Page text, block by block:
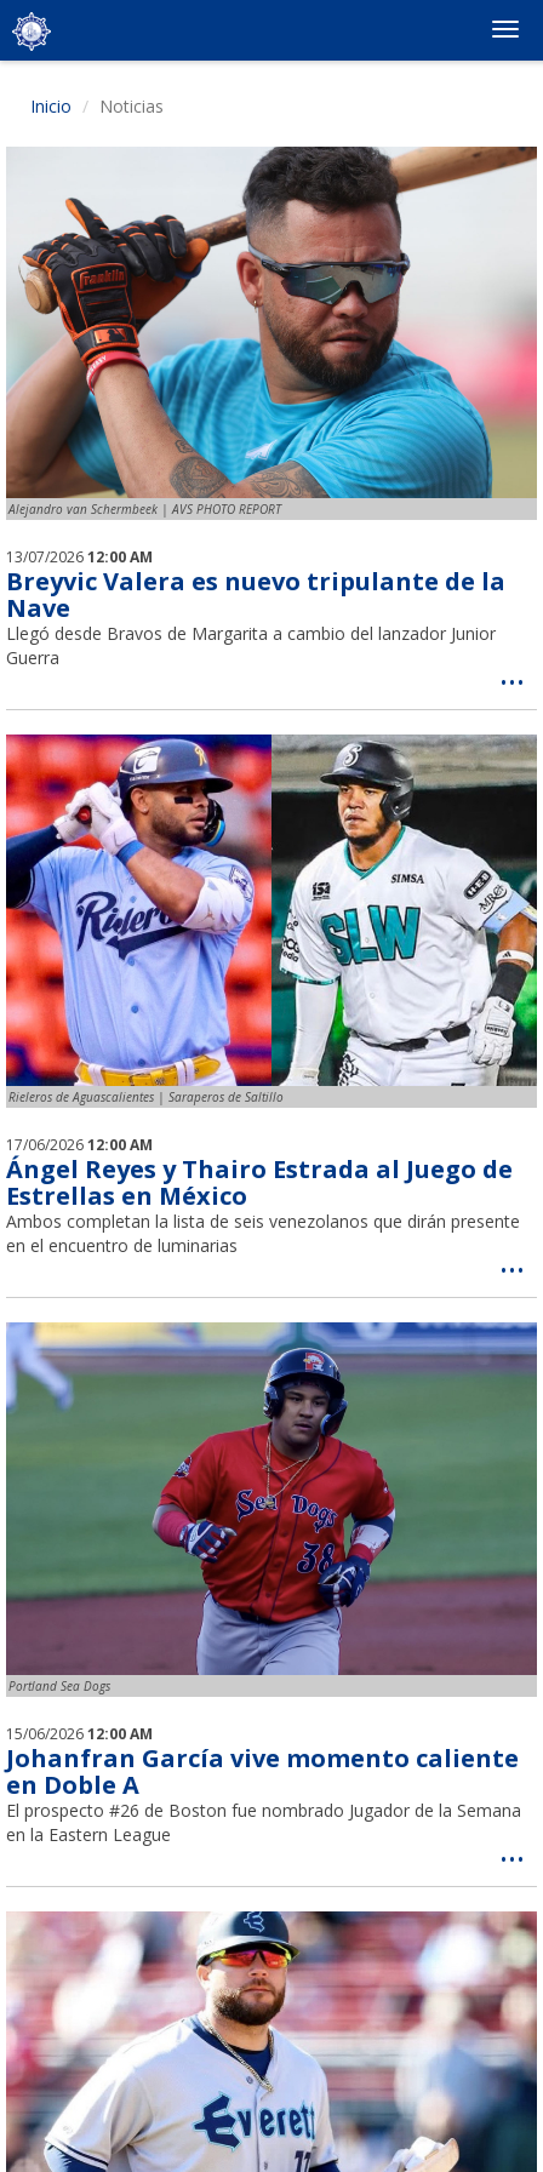
Inicio Noticias
Alejandro van Schermbeek | AVS PHOTO REPORT
13/07/202612:00 AM
Breyvic Valera es nuevo tripulante de la
Nave
Llegó desde Bravos de Margarita a cambio del lanzador Junior
Guerra
...
Rieleros de Aguascalientes | Saraperos de Saltillo
17/06/202612:00 AM
Ángel Reyes y Thairo Estrada al Juego de
Estrellas en México
Ambos completan la lista de seis venezolanos que dirán presente
en el encuentro de luminarias
...
Portland Sea Dogs
15/06/202612:00 AM
Johanfran García vive momento caliente
en Doble A
El prospecto #26 de Boston fue nombrado Jugador de la Semana
en la Eastern League
...